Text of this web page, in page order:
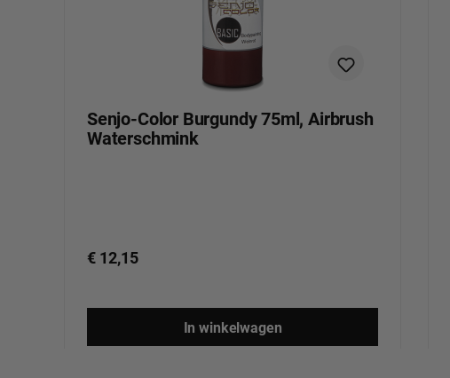
Senjo-Color Burgundy 75ml, Airbrush
Waterschmink
€ 12,15
In winkelwagen